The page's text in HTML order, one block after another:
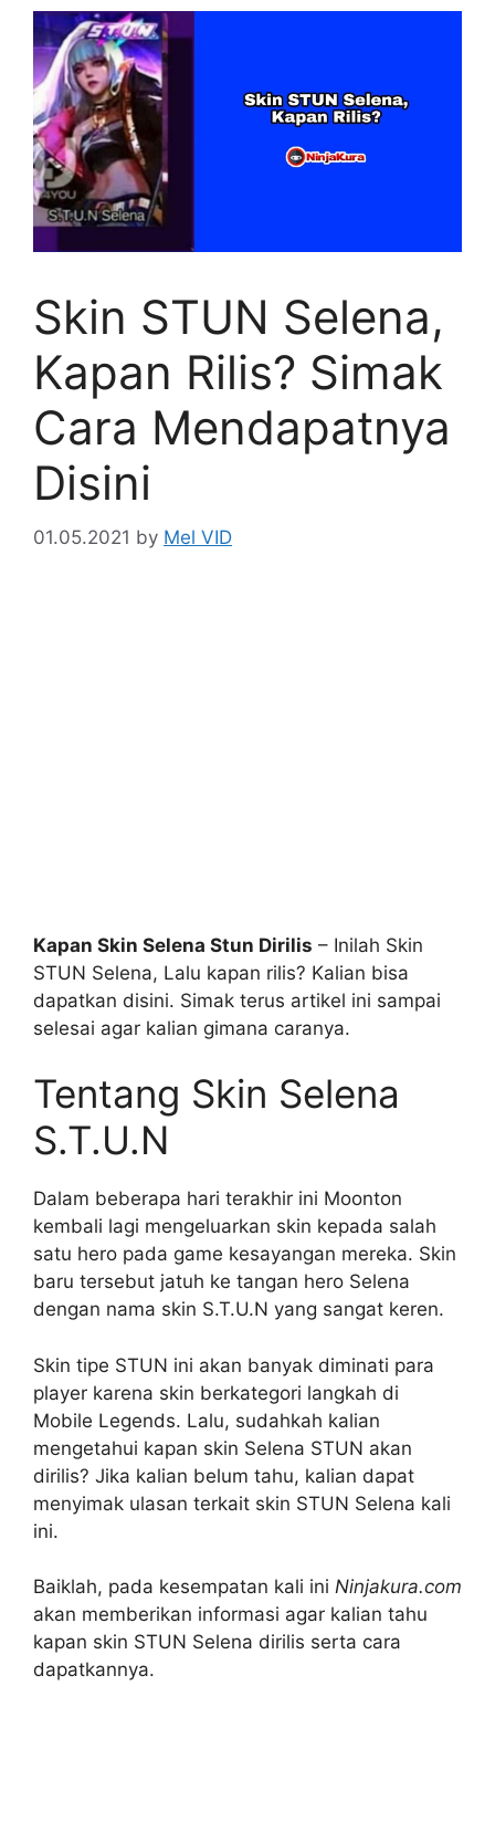
Skin STUN Selena,
Kapan Rilis? Simak
Cara Mendapatnya
Disini
01.05.2021 by Mel VID
Kapan Skin Selena Stun Dirilis – Inilah Skin
STUN Selena, Lalu kapan rilis? Kalian bisa
dapatkan disini. Simak terus artikel ini sampai
selesai agar kalian gimana caranya.
Tentang Skin Selena
S.T.U.N
Dalam beberapa hari terakhir ini Moonton
kembali lagi mengeluarkan skin kepada salah
satu hero pada game kesayangan mereka. Skin
baru tersebut jatuh ke tangan hero Selena
dengan nama skin S.T.U.N yang sangat keren.
Skin tipe STUN ini akan banyak diminati para
player karena skin berkategori langkah di
Mobile Legends. Lalu, sudahkah kalian
mengetahui kapan skin Selena STUN akan
dirilis? Jika kalian belum tahu, kalian dapat
menyimak ulasan terkait skin STUN Selena kali
ini.
Baiklah, pada kesempatan kali ini Ninjakura.com
akan memberikan informasi agar kalian tahu
kapan skin STUN Selena dirilis serta cara
dapatkannya.